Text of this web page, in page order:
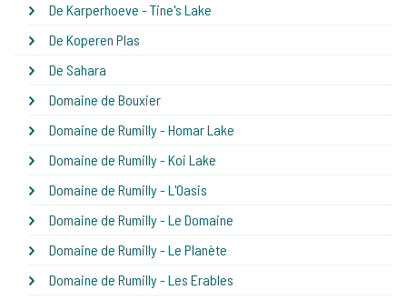
De Karperhoeve - Tine's Lake
De Koperen Plas
De Sahara
Domaine de Bouxier
Domaine de Rumilly - Homar Lake
Domaine de Rumilly - Koi Lake
Domaine de Rumilly - L'Oasis
Domaine de Rumilly - Le Domaine
Domaine de Rumilly - Le Planète
Domaine de Rumilly - Les Erables